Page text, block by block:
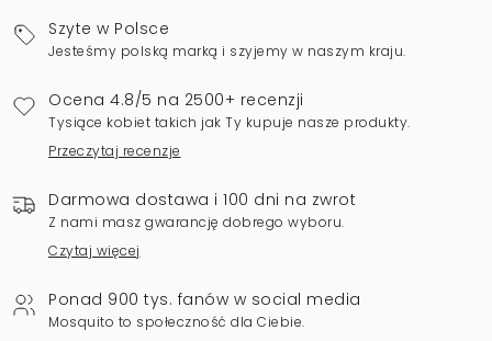
Szyte w Polsce
Jesteśmy polską marką i szyjemy w naszym kraju.
Ocena 4.8/5 na 2500+ recenzji
Tysiące kobiet takich jak Ty kupuje nasze produkty.
Przeczytaj recenzje
Darmowa dostawa i 100 dni na zwrot
Z nami masz gwarancję dobrego wyboru.
Czytaj więcej
Ponad 900 tys. fanów w social media
Mosquito to społeczność dla Ciebie.